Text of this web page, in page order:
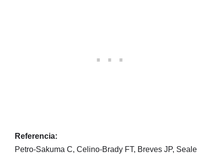
Referencia:
Petro-Sakuma C, Celino-Brady FT, Breves JP, Seale